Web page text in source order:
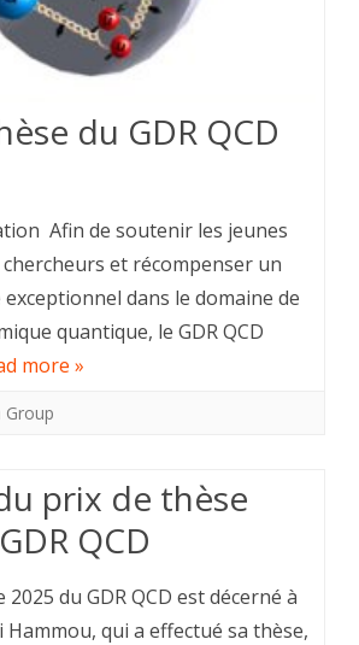
du GDR QCD
Afin de soutenir les jeunes
et récompenser un
dans le domaine de
quantique, le GDR QCD
more »
Group
prix de thèse
QCD
du GDR QCD est décerné à
qui a effectué sa thèse,